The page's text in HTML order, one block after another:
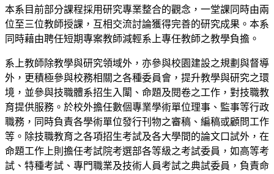
本系目前部分課程採用研究專業整合的觀念，一堂課同時由兩
位至三位教師授課，互相交流討論獲得完善的研究成果。本系
同時藉由聘任短期專案教師減輕系上專任教師之教學負擔。
系上教師除教學與研究領域外，亦參與校園建設之規劃與督導
外，更積極參與校務相關之各種委員會，提升教學與研究之環
境，並參與技職體系招生入闈、命題及閱卷之工作，對技職教
育提供服務。於校外擔任數個專業學術單位理事、監事等行政
職務，同時負責各學術單位發行刊物之審稿、編稿或顧問工作
等。除技職教育之各項招生考試及各大學間的論文口試外，在
命題工作上則擔任考試院考選部各等級之考試委員，如高等考
試、特種考試、專門職業及技術人員考試之典試委員，負責命